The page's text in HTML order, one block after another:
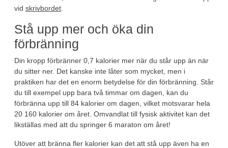
vid skrivbordet
Stå upp mer och öka din
förbränning
Din kropp förbränner 0,7 kalorier mer när du står upp än när
du sitter ner. Det kanske inte låter som mycket, men i
praktiken har det en enorm betydelse för din förbränning. Står
du till exempel upp bara två timmar om dagen, kan du
förbränna upp till 84 kalorier om dagen, vilket motsvarar hela
20 160 kalorier om året. Omvandlat till fysisk aktivitet kan det
likställas med att du springer 6 maraton om året!
Utöver att bränna fler kalorier kan det att stå upp även ha en